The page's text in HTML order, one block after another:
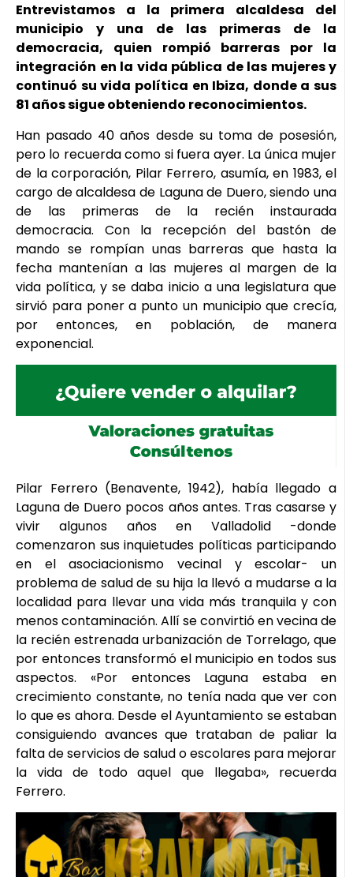
Entrevistamos a la primera alcaldesa del
municipio y una de las primeras de la
democracia, quien rompió barreras por la
integración en la vida pública de las mujeres y
continuó su vida política en Ibiza, donde a sus
81 años sigue obteniendo reconocimientos.
Han pasado 40 años desde su toma de posesión,
pero lo recuerda como si fuera ayer. La única mujer
de la corporación, Pilar Ferrero, asumía, en 1983, el
cargo de alcaldesa de Laguna de Duero, siendo una
de las primeras de la recién instaurada
democracia. Con la recepción del bastón de
mando se rompían unas barreras que hasta la
fecha mantenían a las mujeres al margen de la
vida política, y se daba inicio a una legislatura que
sirvió para poner a punto un municipio que crecía,
por entonces, en población, de manera
exponencial.
Pilar Ferrero (Benavente, 1942), había llegado a
Laguna de Duero pocos años antes. Tras casarse y
vivir algunos años en Valladolid -donde
comenzaron sus inquietudes políticas participando
en el asociacionismo vecinal y escolar- un
problema de salud de su hija la llevó a mudarse a la
localidad para llevar una vida más tranquila y con
menos contaminación. Allí se convirtió en vecina de
la recién estrenada urbanización de Torrelago, que
por entonces transformó el municipio en todos sus
aspectos. «Por entonces Laguna estaba en
crecimiento constante, no tenía nada que ver con
lo que es ahora. Desde el Ayuntamiento se estaban
consiguiendo avances que trataban de paliar la
falta de servicios de salud o escolares para mejorar
la vida de todo aquel que llegaba», recuerda
Ferrero.